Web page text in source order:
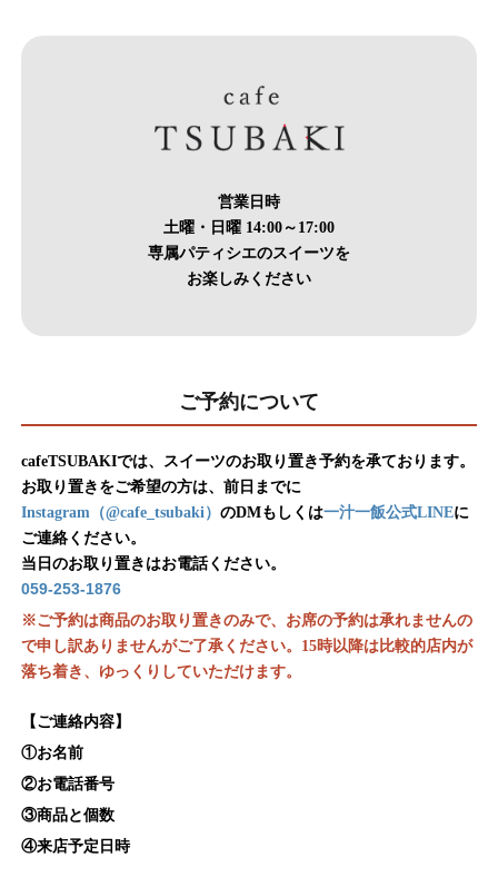
営業日時
土曜・日曜 14:00～17:00
専属パティシエのスイーツを
お楽しみください
ご予約について
cafeTSUBAKIでは、スイーツのお取り置き予約を承ております。
お取り置きをご希望の方は、前日までに
Instagram（@cafe_tsubaki） のDMもしくは一汁一飯公式LINEに
ご連絡ください。
当日のお取り置きはお電話ください。
059-253-1876
※ご予約は商品のお取り置きのみで、 お席の予約は承れませんの
で申し訳ありませんがご了承ください。15時以降は比較的店内が
落ち着き、ゆっくりしていただけます。
【ご連絡内容】
①お名前
②お電話番号
③商品と個数
④来店予定日時